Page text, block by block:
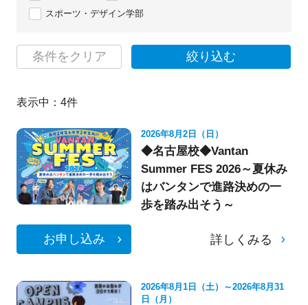
スポーツ・デザイン学部
条件をクリア 絞り込む
表示中： 4件
2026年8月2日（日）
◆名古屋校◆Vantan
Summer FES 2026～夏休み
はバンタンで進路決めの一
歩を踏み出そう～
お申し込み 詳しくみる
2026年8月1日（土）～2026年8月31
日（月）